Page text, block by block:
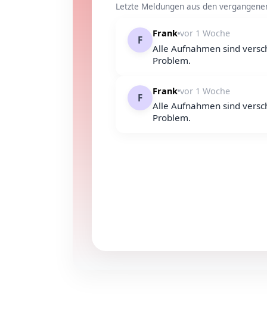
Letzte Meldungen aus den
F
Frank vor 1 Woche
Alle Aufnahmen sind
Problem.
F
Frank vor 1 Woche
Alle Aufnahmen sind
Problem.